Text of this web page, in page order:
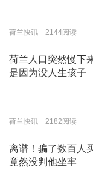
荷兰快讯 2144阅读
荷兰人口突然慢下
是因为没人生孩子
荷兰快讯 2182阅读
离谱！骗了数百人
竟然没判他坐牢